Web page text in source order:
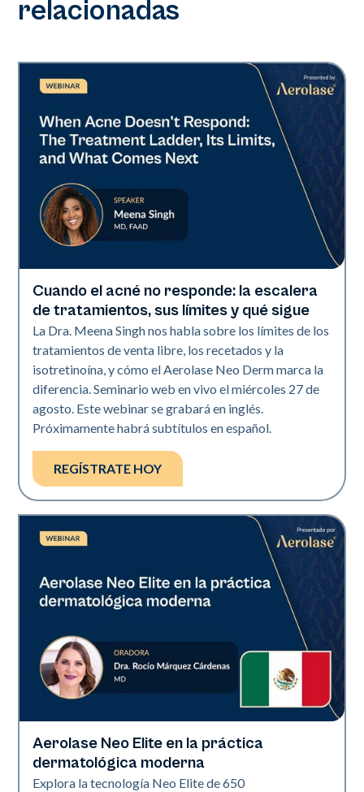
relacionadas
Neo Elite
Cuando el acné no responde: la escalera
de tratamientos, sus límites y qué sigue
La Dra. Meena Singh nos habla sobre los límites de los
tratamientos de venta libre, los recetados y la
isotretinoína, y cómo el Aerolase Neo Derm marca la
diferencia. Seminario web en vivo el miércoles 27 de
agosto. Este webinar se grabará en inglés.
Próximamente habrá subtítulos en español.
REGÍSTRATE HOY
Neo Elite
Aerolase Neo Elite en la práctica
dermatológica moderna
Explora la tecnología Neo Elite de 650